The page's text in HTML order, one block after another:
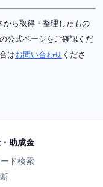
から取得・整理したもの
公式ページをご確認くだ
はお問い合わせ くださ
助成金
ド検索